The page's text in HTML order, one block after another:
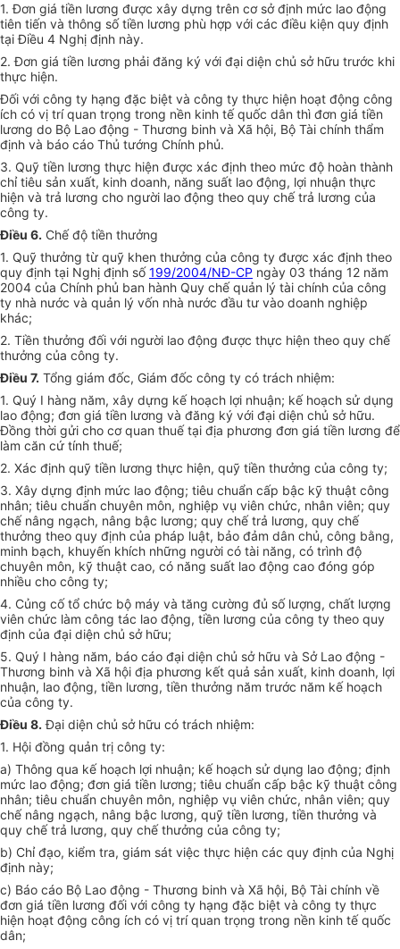
1. Đơn giá tiền lương được xây dựng trên cơ sở định mức lao động
tiên tiến và thông số tiền lương phù hợp với các điều kiện quy định
tại Điều 4 Nghị định này.
2. Đơn giá tiền lương phải đăng ký với đại diện chủ sở hữu trước khi
thực hiện.
Đối với công ty hạng đặc biệt và công ty thực hiện hoạt động công
ích có vị trí quan trọng trong nền kinh tế quốc dân thì đơn giá tiền
lương do Bộ Lao động - Thương binh và Xã hội, Bộ Tài chính thẩm
định và báo cáo Thủ tướng Chính phủ.
3. Quỹ tiền lương thực hiện được xác định theo mức độ hoàn thành
chỉ tiêu sản xuất, kinh doanh, năng suất lao động, lợi nhuận thực
hiện và trả lương cho người lao động theo quy chế trả lương của
công ty.
Điều 6. Chế độ tiền thưởng
1. Quỹ thưởng từ quỹ khen thưởng của công ty được xác định theo
quy định tại Nghị định số199/2004/NĐ-CP ngày 03 tháng 12 năm
2004 của Chính phủ ban hành Quy chế quản lý tài chính của công
ty nhà nước và quản lý vốn nhà nước đầu tư vào doanh nghiệp
khác;
2. Tiền thưởng đối với người lao động được thực hiện theo quy chế
thưởng của công ty.
Điều 7. Tổng giám đốc, Giám đốc công ty có trách nhiệm:
1. Quý I hàng năm, xây dựng kế hoạch lợi nhuận; kế hoạch sử dụng
lao động; đơn giá tiền lương và đăng ký với đại diện chủ sở hữu.
Đồng thời gửi cho cơ quan thuế tại địa phương đơn giá tiền lương để
làm căn cứ tính thuế;
2. Xác định quỹ tiền lương thực hiện, quỹ tiền thưởng của công ty;
3. Xây dựng định mức lao động; tiêu chuẩn cấp bậc kỹ thuật công
nhân; tiêu chuẩn chuyên môn, nghiệp vụ viên chức, nhân viên; quy
chế nâng ngạch, nâng bậc lương; quy chế trả lương, quy chế
thưởng theo quy định của pháp luật, bảo đảm dân chủ, công bằng,
minh bạch, khuyến khích những người có tài năng, có trình độ
chuyên môn, kỹ thuật cao, có năng suất lao động cao đóng góp
nhiều cho công ty;
4. Củng cố tổ chức bộ máy và tăng cường đủ số lượng, chất lượng
viên chức làm công tác lao động, tiền lương của công ty theo quy
định của đại diện chủ sở hữu;
5. Quý I hàng năm, báo cáo đại diện chủ sở hữu và Sở Lao động -
Thương binh và Xã hội địa phương kết quả sản xuất, kinh doanh, lợi
nhuận, lao động, tiền lương, tiền thưởng năm trước năm kế hoạch
của công ty.
Điều 8. Đại diện chủ sở hữu có trách nhiệm:
1. Hội đồng quản trị công ty:
a) Thông qua kế hoạch lợi nhuận; kế hoạch sử dụng lao động; định
mức lao động; đơn giá tiền lương; tiêu chuẩn cấp bậc kỹ thuật công
nhân; tiêu chuẩn chuyên môn, nghiệp vụ viên chức, nhân viên; quy
chế nâng ngạch, nâng bậc lương, quỹ tiền lương, tiền thưởng và
quy chế trả lương, quy chế thưởng của công ty;
b) Chỉ đạo, kiểm tra, giám sát việc thực hiện các quy định của Nghị
định này;
c) Báo cáo Bộ Lao động - Thương binh và Xã hội, Bộ Tài chính về
đơn giá tiền lương đối với công ty hạng đặc biệt và công ty thực
hiện hoạt động công ích có vị trí quan trọng trong nền kinh tế quốc
dân;